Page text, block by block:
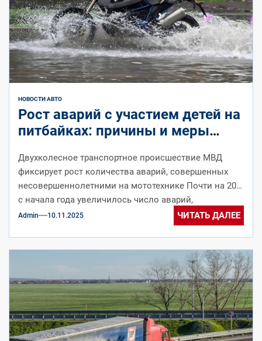
НОВОСТИ АВТО
Рост аварий с участием детей на
питбайках: причины и меры
Двухколесное транспортное происшествие МВД
фиксирует рост количества аварий, совершенных
несовершеннолетними на мототехнике Почти на 20%
с начала года увеличилось число аварий,
совершенных детьми в возрасте...
Admin 10.11.2025 ЧИТАТЬ ДАЛЕЕ